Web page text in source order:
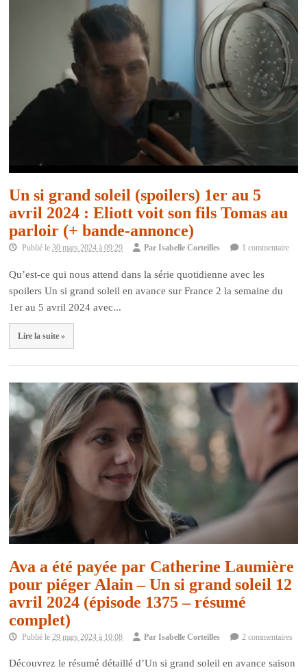
Un si grand soleil (spoilers) 1er au 5
avril 2024 : Eliott voit son fils Tomas au
parloir (+ bande-annonce)
Publié le30 mars 2024 à 09:29 ParIsabelle Corteilles 1 commentaire
Qu’est-ce qui nous attend dans la série quotidienne avec les
spoilers Un si grand soleil en avance sur France 2 la semaine du
1er au 5 avril 2024 avec...
Lire la suite »
Ava a été payée par Catherine Laumière
pour piéger Alain – Un si grand soleil 12
avril 2024 (épisode 1375 – résumé
complet)
Publié le 29 mars 2024 à 10:08 ParIsabelle Corteilles 2 commentaires
Découvrez le résumé détaillé d’Un si grand soleil en avance saison